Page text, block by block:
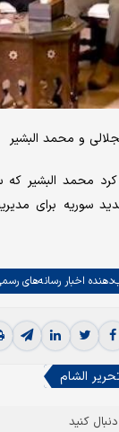
و محمد البشیر
کرد محمد البشیر
سوریه برای
اخبار رسانه‌های
الشام
کنید